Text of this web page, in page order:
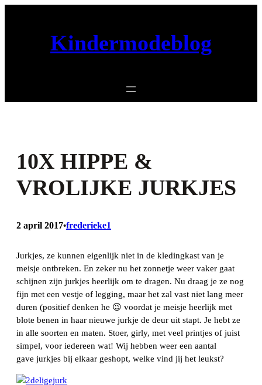
Kindermodeblog
10X HIPPE &
VROLIJKE JURKJES
2 april 2017•frederieke1
Jurkjes, ze kunnen eigenlijk niet in de kledingkast van je
meisje ontbreken. En zeker nu het zonnetje weer vaker gaat
schijnen zijn jurkjes heerlijk om te dragen. Nu draag je ze nog
fijn met een vestje of legging, maar het zal vast niet lang meer
duren (positief denken he 😉 voordat je meisje heerlijk met
blote benen in haar nieuwe jurkje de deur uit stapt. Je hebt ze
in alle soorten en maten. Stoer, girly, met veel printjes of juist
simpel, voor iedereen wat! Wij hebben weer een aantal
gave jurkjes bij elkaar geshopt, welke vind jij het leukst?